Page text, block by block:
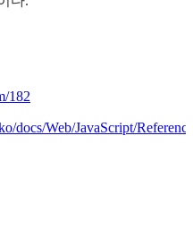
182
docs/Web/JavaScript/